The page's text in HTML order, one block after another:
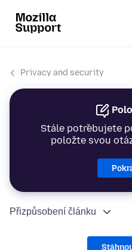
Privacy and security
Stále potřebujete
položte svou
Přizpůsobení článku